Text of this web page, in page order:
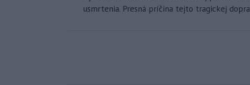
usmrtenia. Presná príčina tejto tragickej